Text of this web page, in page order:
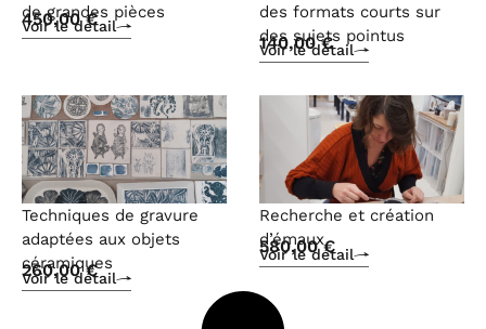
de grandes pièces
450,00€
Voir le détail
des formats courts sur
des sujets pointus
140,00€
Voir le détail
Techniques de gravure
adaptées aux objets
céramiques
260,00€
Voir le détail
Recherche et création
d’émaux
580,00€
Voir le détail